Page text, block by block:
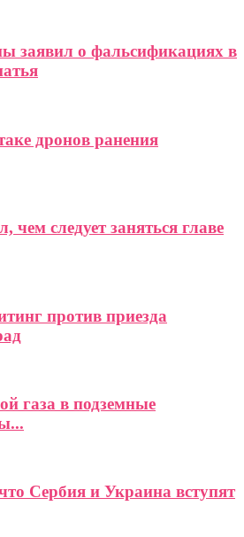
заявил о фальсификациях в
дронов ранения
чем следует заняться главе
против приезда
газа в подземные
Сербия и Украина вступят